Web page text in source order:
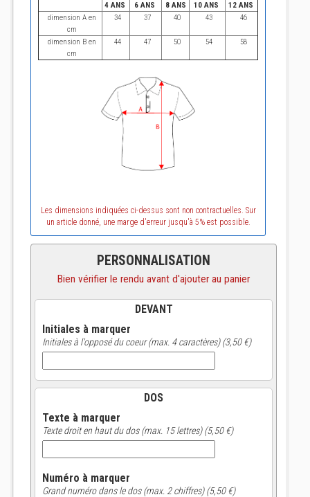
4 ANS 6 ANS 8 ANS 10 ANS
12 ANS
dimension A en
cm
34 37 40 43 46
dimension B en
cm
44 47 50 54 58
Les dimensions indiquées ci-dessus sont non contractuelles. Sur
un article donné, une marge d'erreur jusqu'à 5% est possible.
PERSONNALISATION
Bien vérifier le rendu avant d'ajouter au panier
DEVANT
Initiales à marquer
Initiales à l'opposé du coeur (max. 4 caractères) (3,50 €)
DOS
Texte à marquer
Texte droit en haut du dos (max. 15 lettres) (5,50 €)
Numéro à marquer
Grand numéro dans le dos (max. 2 chiffres) (5,50 €)